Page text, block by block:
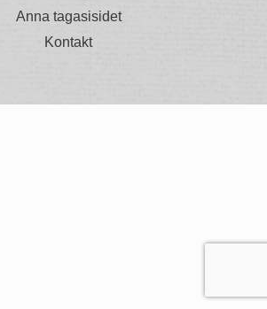
Anna tagasisidet
Kontakt